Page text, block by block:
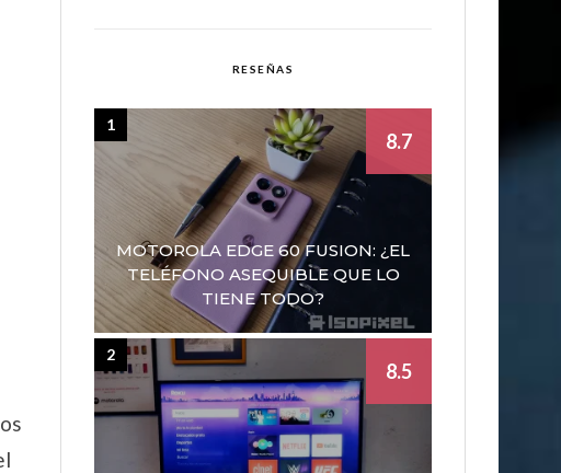
RESEÑAS
MOTOROLA EDGE 60 FUSION: ¿EL
TELÉFONO ASEQUIBLE QUE LO
TIENE TODO?
8.7
1
8.5
2